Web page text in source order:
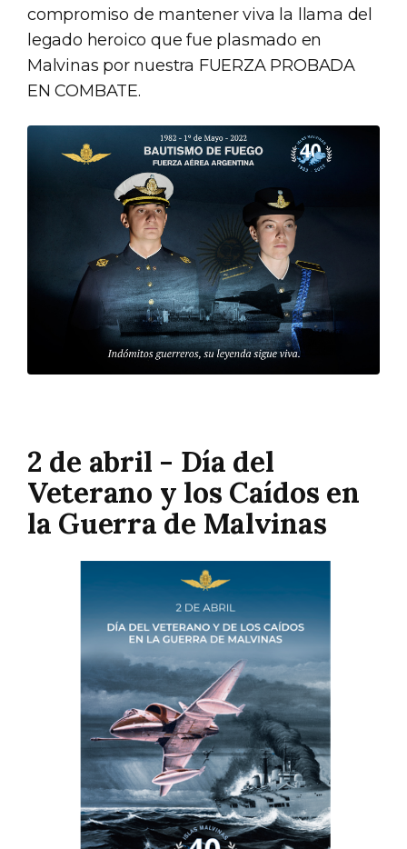
compromiso de mantener viva la llama del
legado heroico que fue plasmado en
Malvinas por nuestra FUERZA PROBADA
EN COMBATE.
2 de abril - Día del
Veterano y los Caídos en
la Guerra de Malvinas